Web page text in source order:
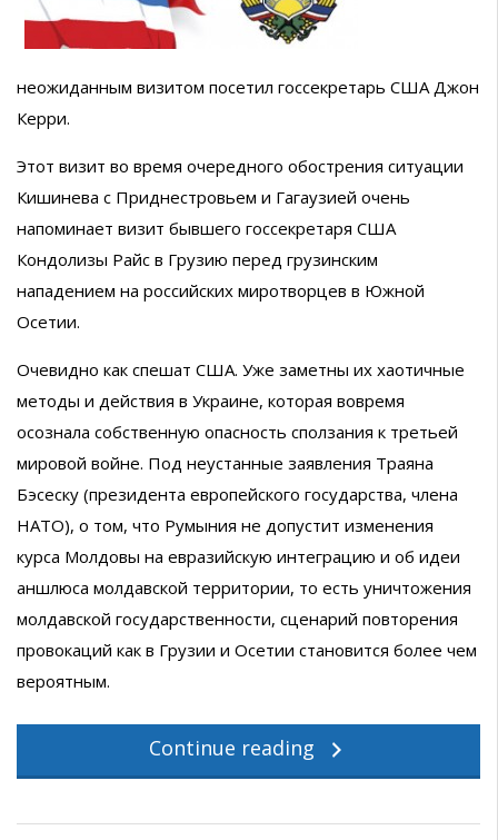
неожиданным визитом посетил госсекретарь США Джон
Керри.
Этот визит во время очередного обострения ситуации
Кишинева с Приднестровьем и Гагаузией очень
напоминает визит бывшего госсекретаря США
Кондолизы Райс в Грузию перед грузинским
нападением на российских миротворцев в Южной
Осетии.
Очевидно как спешат США. Уже заметны их хаотичные
методы и действия в Украине, которая вовремя
осознала собственную опасность сползания к третьей
мировой войне. Под неустанные заявления Траяна
Бэсеску (президента европейского государства, члена
НАТО), о том, что Румыния не допустит изменения
курса Молдовы на евразийскую интеграцию и об идеи
аншлюса молдавской территории, то есть уничтожения
молдавской государственности, сценарий повторения
провокаций как в Грузии и Осетии становится более чем
вероятным.
Continue reading